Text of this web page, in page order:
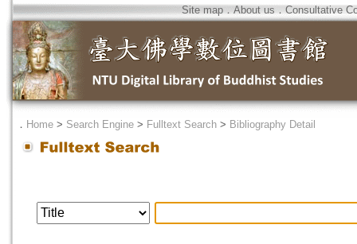
Site map．About us ． Consultative
． Home > Search Engine > Fulltext Search > Bibliography Detail